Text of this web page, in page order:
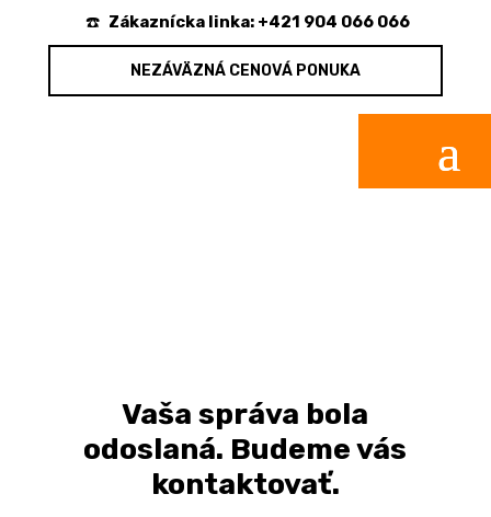
☎️ Zákaznícka linka: +421 904 066 066
NEZÁVÄZNÁ CENOVÁ PONUKA
Vaša správa bola
odoslaná. Budeme vás
kontaktovať.